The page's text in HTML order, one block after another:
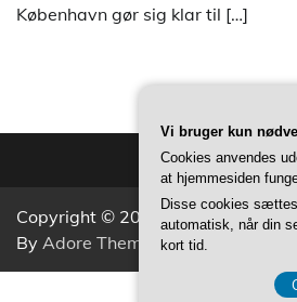
København gør sig klar til […]
Copyright © 2026Aktivitets Nyt
By Adore Themes .
Vi bruger kun
Cookies anvendes
at hjemmesiden
Disse cookies
automatisk, når din
kort tid.